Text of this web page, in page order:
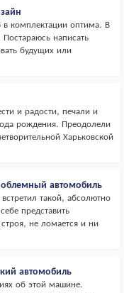
комплектации оптима. В
написать
будущих или
и радости, печали и
рождения. Преодолели
Харьковской
автомобиль
такой, абсолютно
представить
не ломается и ни
автомобиль
об этой машине.